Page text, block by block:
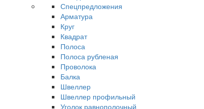
Спецпредложения
Арматура
Круг
Квадрат
Полоса
Полоса рубленая
Проволока
Балка
Швеллер
Швеллер профильный
Уголок равнополочный